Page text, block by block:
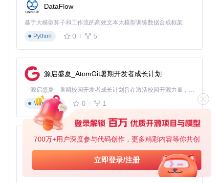
700万+用户深度参与代码创作，更多精彩内容等你共创
立即登录/注册
MPV文件浏览器界面展示，支持视频文件导航和播放控制。开
源播放器配置优化案例
场景应用：四大核心功能模块实战
文件浏览器模块（
的利器。想象一下，当你有数百个视频文件散落在不同文件夹
时，传统的文件选择对话框会让你花费大量时间寻找目标文
件。而MPV的文件浏览器提供了树状结构导航、实时搜索和智
能排序功能，让你可以像浏览音乐库一样轻松管理视频文件。
适用场景：媒体文件较多且分类复杂的用户，特别是收藏大量
电影和剧集的爱好者。使用技巧：按/ 键快速搜索，按 Tab键切
换排序方式，按 Ctrl+D将常用目录添加到收藏夹。
如何通过画质增强引擎提升视频观看体验？
shaders/目录的画质增强模块就像视频的"数字暗房"，通
过多种算法实时优化视频质量。Anime4K系列着色器专门针对
DataFlow
基于大模型算子和工作流的高效文本大模型训练数据合成框架
Python
0 5
源启盛夏_AtomGit暑期开发者成长计划
「源启盛夏」暑期校园开发者成长计划旨在激活校园开源力量，通过积分激励、认证扶持、资源倾斜等形式，引导高校组织和开发者完成「入驻 — 建项目 — 做贡献 — 获认证 — 得资源」的完整闭环。无论你是想带领社团入驻平台的组织者，还是希望用代码贡献证明自己的开发者，都能在这里找到属于你的成长路径。
Markdown
0 1
py-xiaozhi
基于Python的Xiaozhi AI，适用于想要完整Xiaozhi体验而无需拥有专用硬件的用户。
Python
0 1